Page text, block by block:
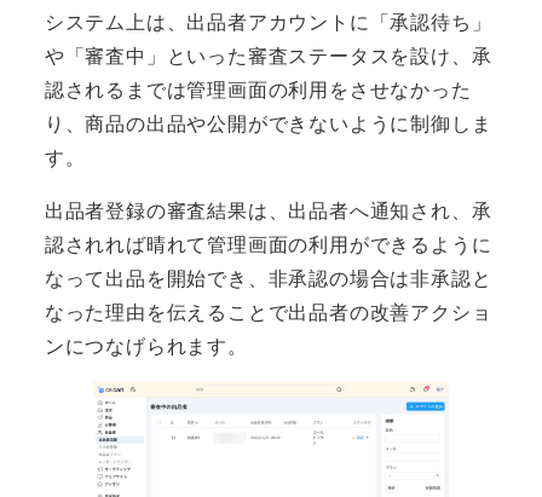
システム上は、出品者アカウントに「承認待ち」
や「審査中」といった審査ステータスを設け、承
認されるまでは管理画面の利用をさせなかった
り、商品の出品や公開ができないように制御しま
す。
出品者登録の審査結果は、出品者へ通知され、承
認されれば晴れて管理画面の利用ができるように
なって出品を開始でき、非承認の場合は非承認と
なった理由を伝えることで出品者の改善アクショ
ンにつなげられます。